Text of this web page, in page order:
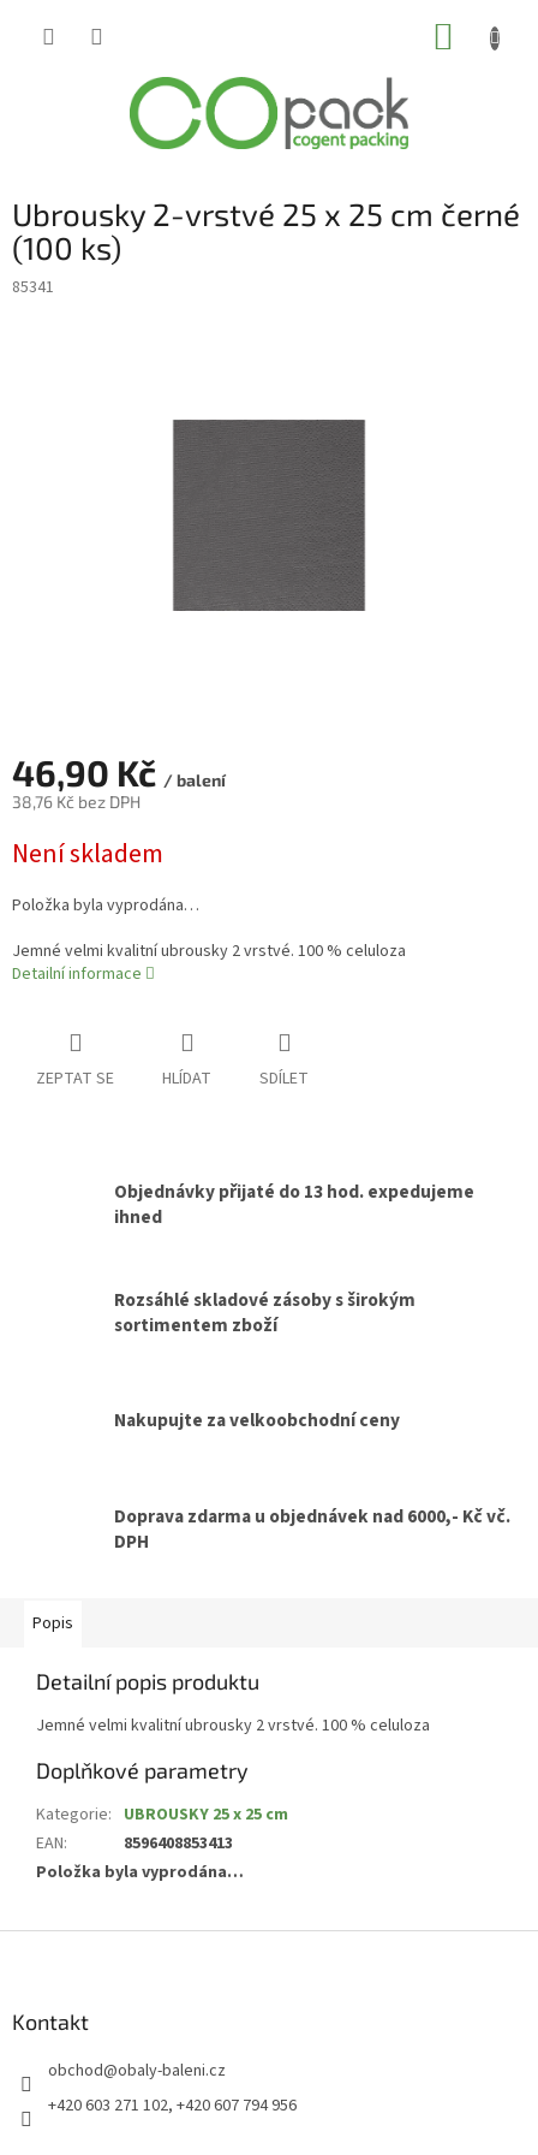
Ubrousky 2-vrstvé 25 x 25 cm černé
(100 ks)
85341
46,90 Kč / balení
38,76 Kč bez DPH
cena:
Není skladem
Položka byla vyprodána…
Jemné velmi kvalitní ubrousky 2 vrstvé. 100 % celuloza
Detailní informace
ZEPTAT SE HLÍDAT SDÍLET
Objednávky přijaté do 13 hod. expedujeme
ihned
Rozsáhlé skladové zásoby s širokým
sortimentem zboží
Nakupujte za velkoobchodní ceny
Doprava zdarma u objednávek nad 6000,- Kč vč.
DPH
Popis
Detailní popis produktu
Jemné velmi kvalitní ubrousky 2 vrstvé. 100 % celuloza
Doplňkové parametry
Kategorie: UBROUSKY 25 x 25 cm
EAN:
8596408853413
Položka byla vyprodána…
Kontakt
obchod@obaly-baleni.cz
+420 603 271 102, +420 607 794 956